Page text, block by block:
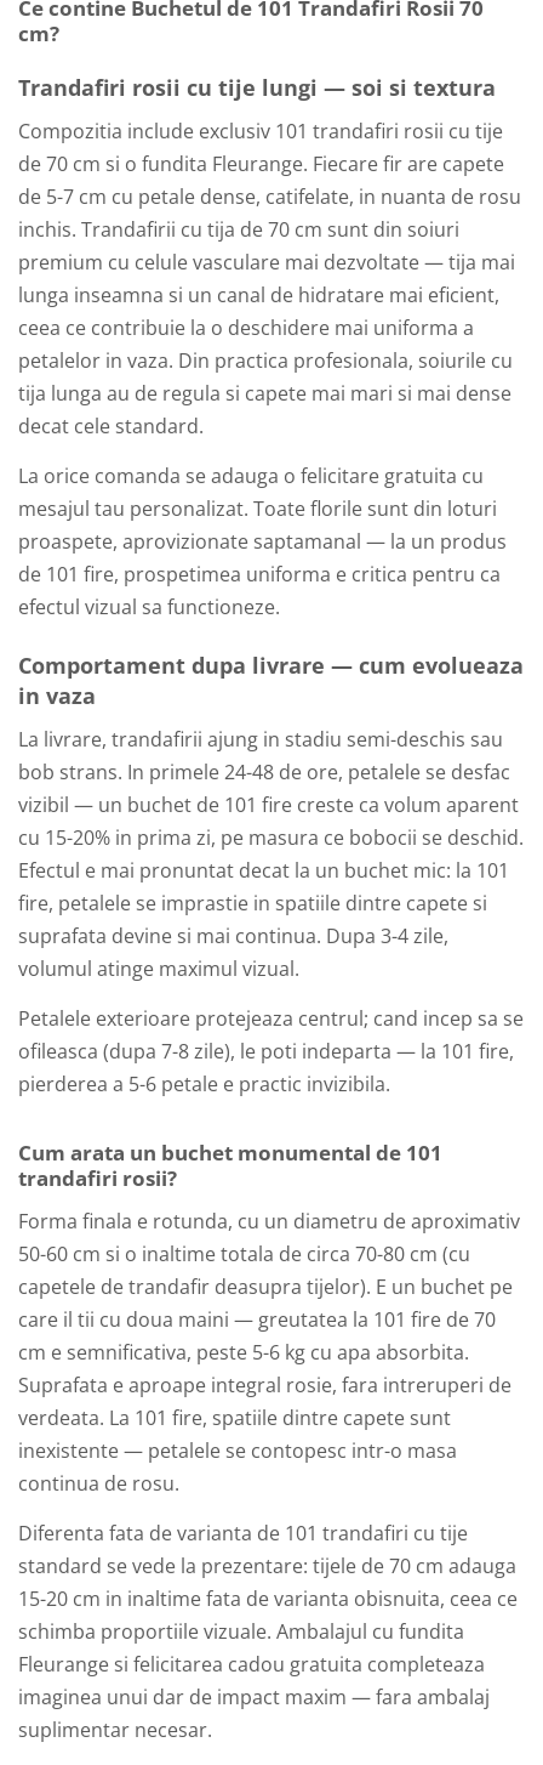
Ce contine Buchetul de 101 Trandafiri Rosii 70
cm?
Trandafiri rosii cu tije lungi — soi si textura
Compozitia include exclusiv 101 trandafiri rosii cu tije
de 70 cm si o fundita Fleurange. Fiecare fir are capete
de 5-7 cm cu petale dense, catifelate, in nuanta de rosu
inchis. Trandafirii cu tija de 70 cm sunt din soiuri
premium cu celule vasculare mai dezvoltate — tija mai
lunga inseamna si un canal de hidratare mai eficient,
ceea ce contribuie la o deschidere mai uniforma a
petalelor in vaza. Din practica profesionala, soiurile cu
tija lunga au de regula si capete mai mari si mai dense
decat cele standard.
La orice comanda se adauga o felicitare gratuita cu
mesajul tau personalizat. Toate florile sunt din loturi
proaspete, aprovizionate saptamanal — la un produs
de 101 fire, prospetimea uniforma e critica pentru ca
efectul vizual sa functioneze.
Comportament dupa livrare — cum evolueaza
in vaza
La livrare, trandafirii ajung in stadiu semi-deschis sau
bob strans. In primele 24-48 de ore, petalele se desfac
vizibil — un buchet de 101 fire creste ca volum aparent
cu 15-20% in prima zi, pe masura ce bobocii se deschid.
Efectul e mai pronuntat decat la un buchet mic: la 101
fire, petalele se imprastie in spatiile dintre capete si
suprafata devine si mai continua. Dupa 3-4 zile,
volumul atinge maximul vizual.
Petalele exterioare protejeaza centrul; cand incep sa se
ofileasca (dupa 7-8 zile), le poti indeparta — la 101 fire,
pierderea a 5-6 petale e practic invizibila.
Cum arata un buchet monumental de 101
trandafiri rosii?
Forma finala e rotunda, cu un diametru de aproximativ
50-60 cm si o inaltime totala de circa 70-80 cm (cu
capetele de trandafir deasupra tijelor). E un buchet pe
care il tii cu doua maini — greutatea la 101 fire de 70
cm e semnificativa, peste 5-6 kg cu apa absorbita.
Suprafata e aproape integral rosie, fara intreruperi de
verdeata. La 101 fire, spatiile dintre capete sunt
inexistente — petalele se contopesc intr-o masa
continua de rosu.
Diferenta fata de varianta de 101 trandafiri cu tije
standard se vede la prezentare: tijele de 70 cm adauga
15-20 cm in inaltime fata de varianta obisnuita, ceea ce
schimba proportiile vizuale. Ambalajul cu fundita
Fleurange si felicitarea cadou gratuita completeaza
imaginea unui dar de impact maxim — fara ambalaj
suplimentar necesar.